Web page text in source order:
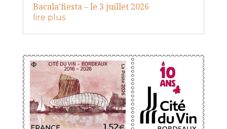
Bacala’fiesta – le 3 juillet 2026
lire plus